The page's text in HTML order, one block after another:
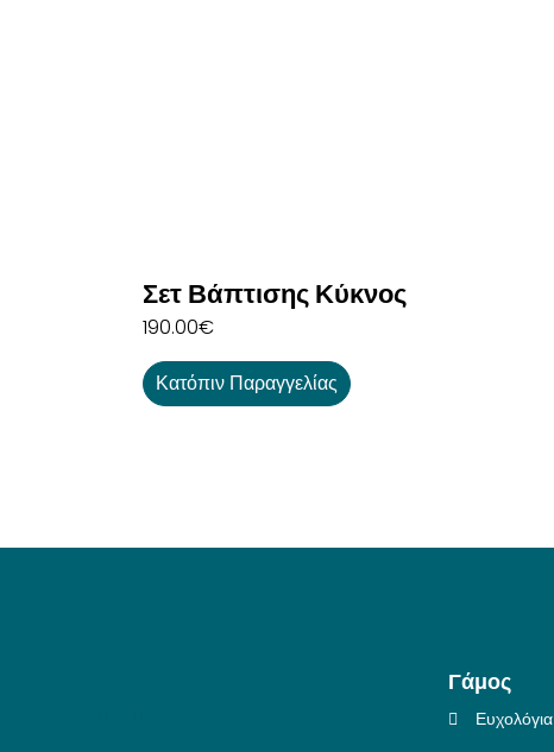
Σετ Βάπτισης Κύκνος
190.00€
Κατόπιν Παραγγελίας
Γάμος
Ευχολόγια